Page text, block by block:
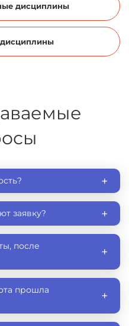
товаров
дисциплины
+
+
заявку?
+
после
+
прошла